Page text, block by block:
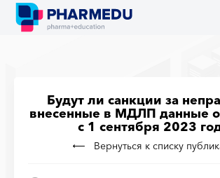
Будут ли санкции за
внесенные в МДЛП данные о
с 1 сентября 2023
Вернуться к списку